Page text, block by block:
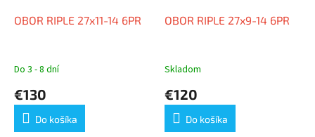
OBOR RIPLE 27x11-14 6PR
Do 3 - 8 dní
€130
Do košíka
OBOR RIPLE 27x9-14 6PR
Skladom
€120
Do košíka